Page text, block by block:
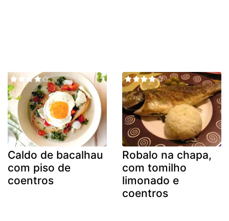
Caldo de bacalhau
com piso de
coentros
Robalo na chapa,
com tomilho
limonado e
coentros